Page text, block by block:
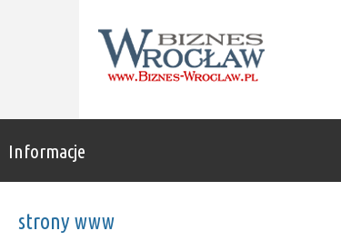
Informacje
strony www